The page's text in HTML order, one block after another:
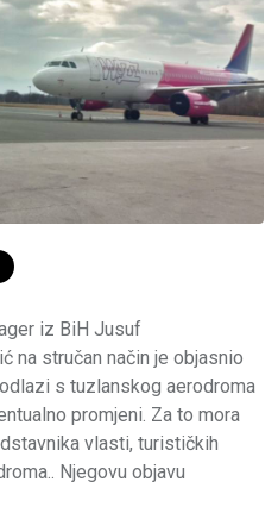
iz BiH Jusuf
na stručan način je objasnio
s tuzlanskog aerodroma
promjeni. Za to mora
vlasti, turističkih
Njegovu objavu